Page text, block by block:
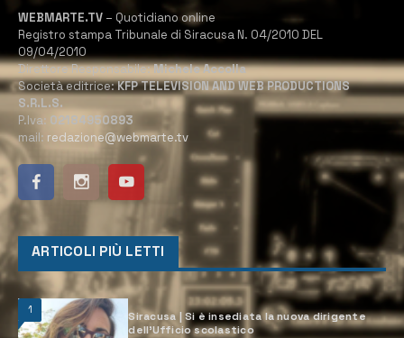
WEBMARTE.TV – Quotidiano online
Registro stampa Tribunale di Siracusa N. 04/2010 DEL
09/04/2010
Direttore Responsabile:Michele Accolla
Società editrice:KFP TELEVISION AND WEB PRODUCTIONS
S.R.L.S.
P.Iva: 02184950893
mail: redazione@webmarte.tv
ARTICOLI PIÙ LETTI
1
Siracusa | Si è insediata la nuova dirigente
dell’Ufficio scolastico